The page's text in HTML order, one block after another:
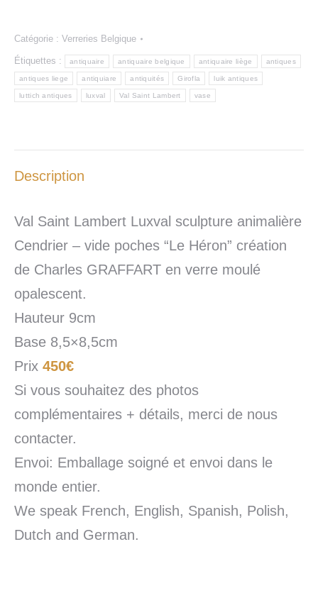
Catégorie : Verreries Belgique
Étiquettes : antiquaire antiquaire belgique antiquaire liège antiques
antiques liege antiquiare antiquités Girofla luik antiques
luttich antiques luxval Val Saint Lambert vase
Description
Val Saint Lambert Luxval sculpture animalière
Cendrier – vide poches “Le Héron” création
de Charles GRAFFART en verre moulé
opalescent.
Hauteur 9cm
Base 8,5×8,5cm
Prix 450€
Si vous souhaitez des photos
complémentaires + détails, merci de nous
contacter.
Envoi: Emballage soigné et envoi dans le
monde entier.
We speak French, English, Spanish, Polish,
Dutch and German.